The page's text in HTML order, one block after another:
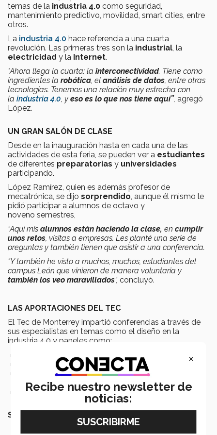
temas de la industria 4.0 como seguridad,
mantenimiento predictivo, movilidad, smart cities, entre
otros.
La industria 4.0 hace referencia a una cuarta
revolución. Las primeras tres son la industrial, la
electricidad y la Internet.
"Ahora llega la cuarta: la interconectividad. Tiene como
ingredientes la robótica, el análisis de datos, entre otras
tecnologías. Tenemos una relación muy estrecha con
la industria 4.0, y eso es lo que nos tiene aquí”, agregó
López.
UN GRAN SALÓN DE CLASE
Desde en la inauguración hasta en cada una de las
actividades de esta feria, se pueden ver a estudiantes
de diferentes preparatorias y universidades
participando.
López Ramírez, quien es además profesor de
mecatrónica, se dijo sorprendido, aunque él mismo le
pidió participar a alumnos de octavo y
noveno semestres,
“Aquí mis alumnos están haciendo la clase, en cumplir
unos retos, visitas a empresas. Les planté una serie de
preguntas y también tienen que asistir a una conferencia.
“Y también he visto a muchos, muchos, estudiantes del
campus León que vinieron de manera voluntaria y
también los veo maravillados”, concluyó.
LAS APORTACIONES DEL TEC
El Tec de Monterrey impartió conferencias a través de
sus especialistas en temas como el diseño en la
industria 4.0 y paneles como:
Digitalización en la industria
Enabled Robotics (Robótica habilitada)
Advanced Materials & Additive Manufacturing (Materiales
avanzados y fabricación aditiva)
Hacia un mundo verde a través de la industria 4.0.
SEGURAMENTE QUERRÁS LEER TAMBIÉN:
×
Recibe nuestro newsletter de
noticias: